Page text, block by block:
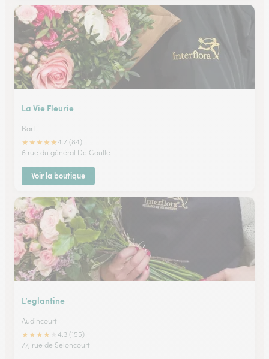
La Vie Fleurie
Bart
★★★★★4.7 (84)
6 rue du général De Gaulle
Voir la boutique
L’eglantine
Audincourt
★★★★
4.3 (155)
77, rue de Seloncourt